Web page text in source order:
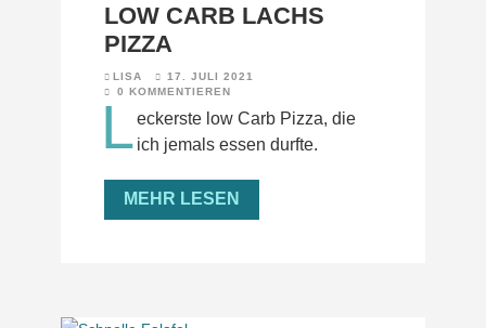
LOW CARB LACHS
PIZZA
LISA
17. JULI 2021
0 KOMMENTIEREN
L eckerste low Carb Pizza, die
ich jemals essen durfte.
MEHR LESEN